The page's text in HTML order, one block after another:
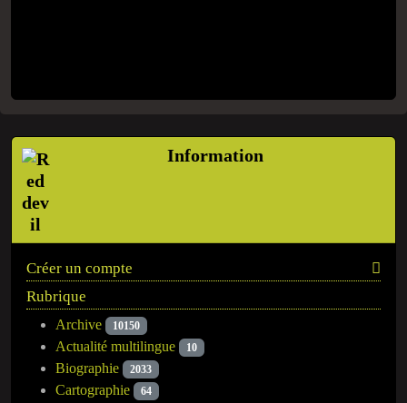
Information
Créer un compte
Rubrique
Archive 10150
Actualité multilingue 10
Biographie 2033
Cartographie 64